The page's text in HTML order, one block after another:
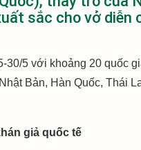
sắc cho vở diễn
30/5 với khoảng 20 quốc
Bản, Hàn Quốc, Thái
giả quốc tế